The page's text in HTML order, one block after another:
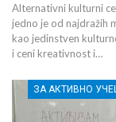
Alternativni kulturni
jedno je od najdražih
kao jedinstven
i ceni kreativnost i…